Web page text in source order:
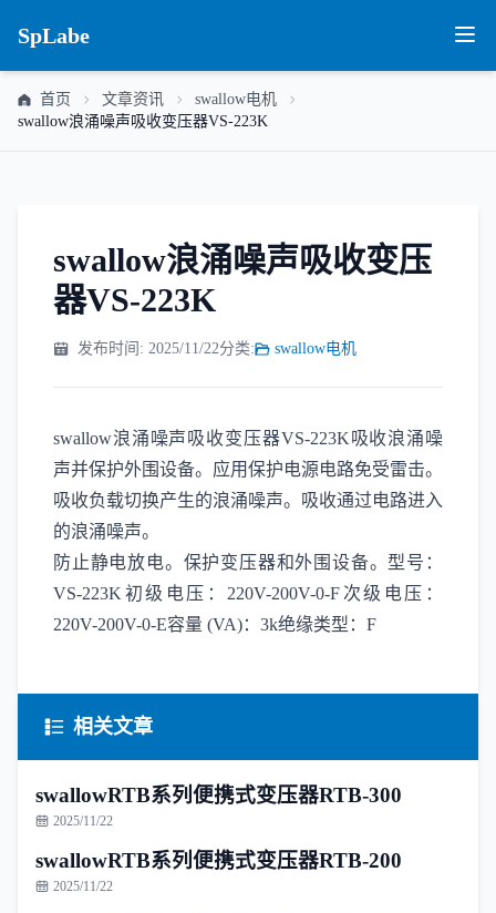
SpLabe
首页 文章资讯
swallow电机
swallow浪涌噪声吸收变压器VS-223K
swallow浪涌噪声吸收变压
器VS-223K
发布时间: 2025/11/22分类: swallow电机
swallow浪涌噪声吸收变压器VS-223K吸收浪涌噪
声并保护外围设备。应用保护电源电路免受雷击。
吸收负载切换产生的浪涌噪声。吸收通过电路进入
的浪涌噪声。
防止静电放电。保护变压器和外围设备。型号：
VS-223K初级电压：220V-200V-0-F次级电压：
220V-200V-0-E容量 (VA)：3k绝缘类型：F
相关文章
swallowRTB系列便携式变压器RTB-300
2025/11/22
swallowRTB系列便携式变压器RTB-200
2025/11/22